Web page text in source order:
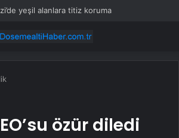
yeşil alanlara titiz koruma
özür diledi